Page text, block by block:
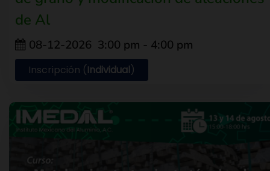
de Al
08-12-2026 3:00 pm - 4:00 pm
Inscripción (Individual)